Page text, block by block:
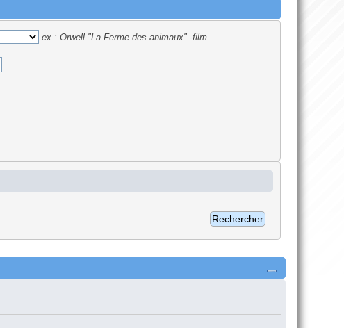
ex : Orwell "La Ferme des animaux" -film